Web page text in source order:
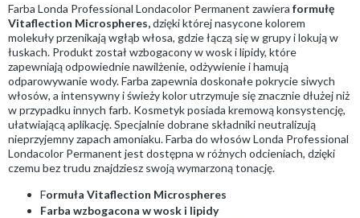
Farba Londa Professional Londacolor Permanent zawiera formułę
Vitaflection Microspheres,dzięki której nasycone kolorem
molekuły przenikają wgłąb włosa, gdzie łączą się w grupy i lokują w
łuskach. Produkt został wzbogacony w wosk i lipidy, które
zapewniają odpowiednie nawilżenie, odżywienie i hamują
odparowywanie wody. Farba zapewnia doskonałe pokrycie siwych
włosów, a intensywny i świeży kolor utrzymuje się znacznie dłużej niż
w przypadku innych farb. Kosmetyk posiada kremową konsystencję,
ułatwiającą aplikację. Specjalnie dobrane składniki neutralizują
nieprzyjemny zapach amoniaku. Farba do włosów Londa Professional
Londacolor Permanent jest dostępna w różnych odcieniach, dzięki
czemu bez trudu znajdziesz swoją wymarzoną tonację.
Formuła Vitaflection Microspheres
Farba wzbogacona w wosk i lipidy